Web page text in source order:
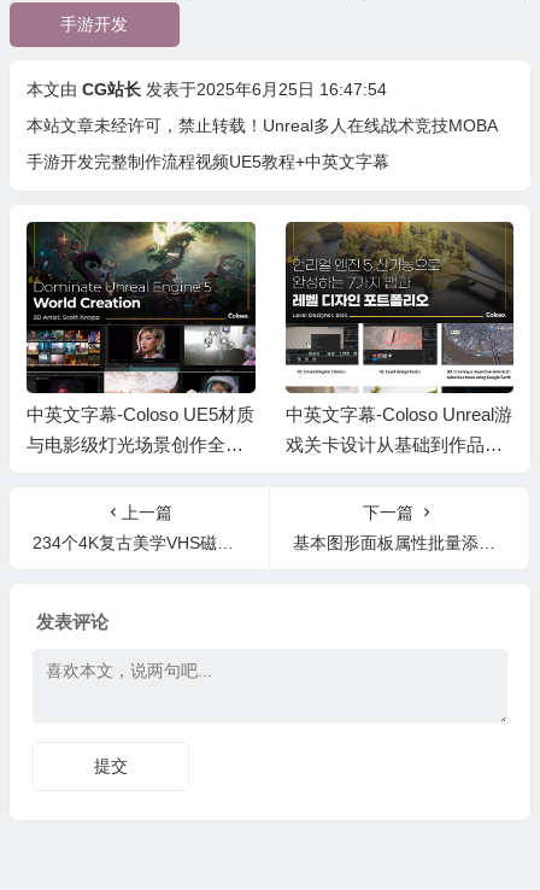
手游开发
本文由 CG站长 发表于2025年6月25日 16:47:54
本站文章未经许可，禁止转载！ Unreal多人在线战术竞技MOBA
手游开发完整制作流程视频UE5教程+中英文字幕
中英文字幕-Coloso UE5材质
与电影级灯光场景创作全流
中英文字幕-Coloso Unreal游
戏关卡设计从基础到作品集
上一篇
234个4K复古美学VHS磁带故障闪光烟雾CRT失真毛刺嘻哈说唱MV音乐电影短片剪辑视频素材+AE预设 GLTCH ESSENTIALS (200+ OVERLAYS)
下一篇
基本图形面板属性批量添加AE脚本 Essential Namer v2.4.2 + 使用教程
发表评论